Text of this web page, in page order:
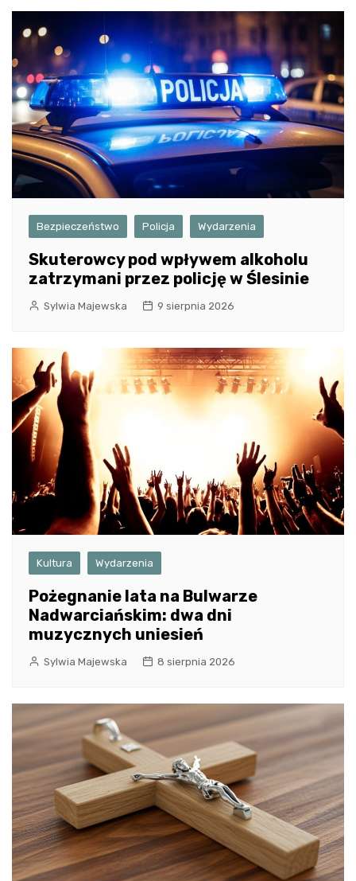
Bezpieczeństwo Policja Wydarzenia
Skuterowcy pod wpływem alkoholu
zatrzymani przez policję w Ślesinie
Sylwia Majewska 9 sierpnia 2026
Kultura Wydarzenia
Pożegnanie lata na Bulwarze
Nadwarciańskim: dwa dni
muzycznych uniesień
Sylwia Majewska 8 sierpnia 2026